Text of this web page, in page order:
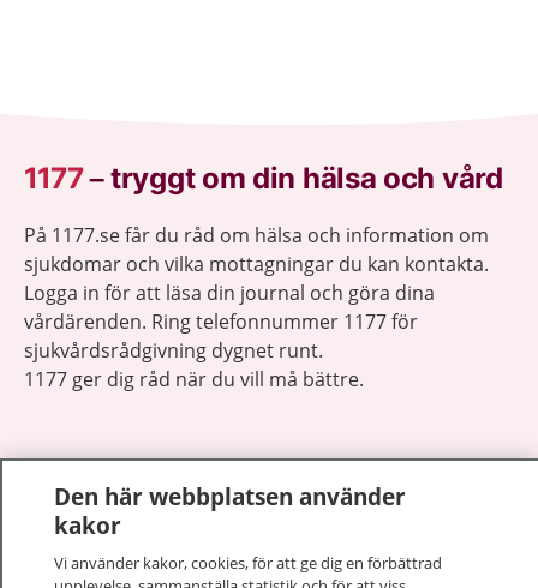
1177–tryggt om din hälsa och vård
På 1177.se får du råd om hälsa och information om
sjukdomar och vilka mottagningar du kan kontakta.
Logga in för att läsa din journal och göra dina
vårdärenden. Ring telefonnummer 1177 för
sjukvårdsrådgivning dygnet runt.
1177 ger dig råd när du vill må bättre.
1177 på flera språk
Den här webbplatsen använder
kakor
Vi använder kakor, cookies, för att ge dig en förbättrad